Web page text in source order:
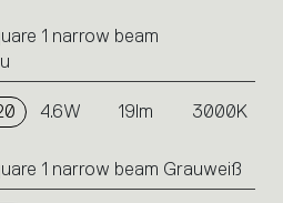
1 narrow beam
4.6W 19lm 3000K
1 narrow beam Grauweiß